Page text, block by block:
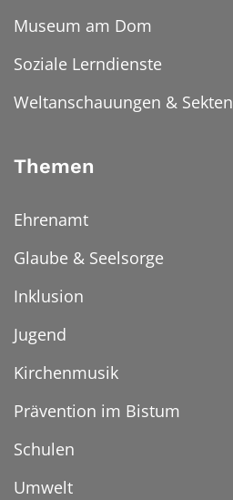
Museum am Dom
Soziale Lerndienste
Weltanschauungen & Sekten
Themen
Ehrenamt
Glaube & Seelsorge
Inklusion
Jugend
Kirchenmusik
Prävention im Bistum
Schulen
Umwelt